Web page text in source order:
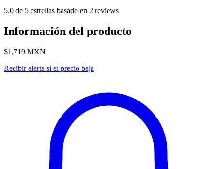
5.0 de 5 estrellas basado en 2 reviews
Información del producto
$1,719 MXN
Recibir alerta si el precio baja